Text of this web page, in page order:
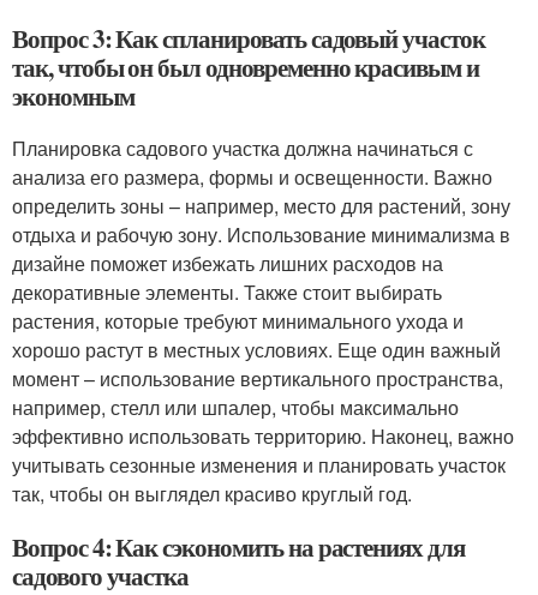
Вопрос 3: Как спланировать садовый участок
так, чтобы он был одновременно красивым и
экономным
Планировка садового участка должна начинаться с
анализа его размера, формы и освещенности. Важно
определить зоны – например, место для растений, зону
отдыха и рабочую зону. Использование минимализма в
дизайне поможет избежать лишних расходов на
декоративные элементы. Также стоит выбирать
растения, которые требуют минимального ухода и
хорошо растут в местных условиях. Еще один важный
момент – использование вертикального пространства,
например, стелл или шпалер, чтобы максимально
эффективно использовать территорию. Наконец, важно
учитывать сезонные изменения и планировать участок
так, чтобы он выглядел красиво круглый год.
Вопрос 4: Как сэкономить на растениях для
садового участка